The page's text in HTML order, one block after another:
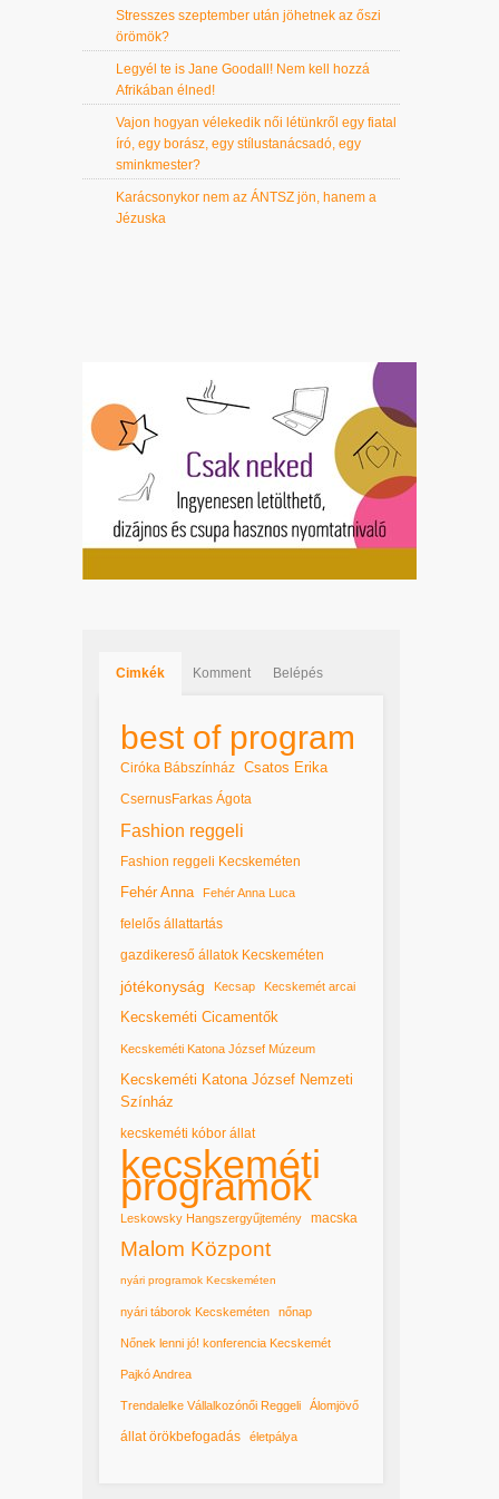
Stresszes szeptember után jöhetnek az őszi
örömök?
Legyél te is Jane Goodall! Nem kell hozzá
Afrikában élned!
Vajon hogyan vélekedik női létünkről egy fiatal
író, egy borász, egy stílustanácsadó, egy
sminkmester?
Karácsonykor nem az ÁNTSZ jön, hanem a
Jézuska
Cimkék Komment Belépés
best of program
Ciróka Bábszínház Csatos Erika
CsernusFarkas Ágota
Fashion reggeli
Fashion reggeli Kecskeméten
Fehér Anna Fehér Anna Luca
felelős állattartás
gazdikereső állatok Kecskeméten
jótékonyság Kecsap Kecskemét arcai
Kecskeméti Cicamentők
Kecskeméti Katona József Múzeum
Kecskeméti Katona József Nemzeti
Színház
kecskeméti kóbor állat
kecskeméti
programok
Leskowsky Hangszergyűjtemény macska
Malom Központ
nyári programok Kecskeméten
nyári táborok Kecskeméten nőnap
Nőnek lenni jó! konferencia Kecskemét
Pajkó Andrea
Trendalelke Vállalkozónői Reggeli Álomjövő
állat örökbefogadás életpálya